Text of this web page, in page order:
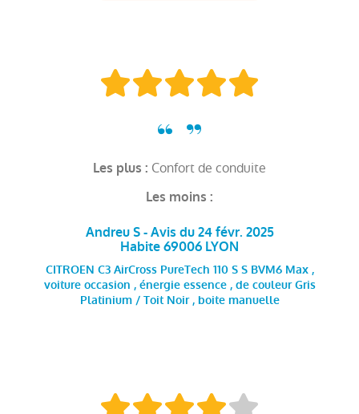
Les plus : Confort de conduite
Les moins :
Andreu S - Avis du 24 févr. 2025
Habite 69006 LYON
CITROEN C3 AirCross PureTech 110 S S BVM6 Max ,
voiture occasion , énergie essence , de couleur Gris
Platinium / Toit Noir , boite manuelle